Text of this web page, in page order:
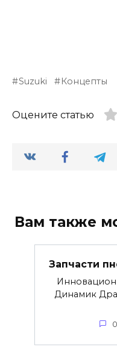
Suzuki Концепты
Оцените статью
Вам также
Запчасти
Динамик
0